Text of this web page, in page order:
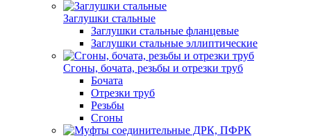
Заглушки стальные
Заглушки стальные фланцевые
Заглушки стальные эллиптические
Сгоны, бочата, резьбы и отрезки труб
Бочата
Отрезки труб
Резьбы
Сгоны